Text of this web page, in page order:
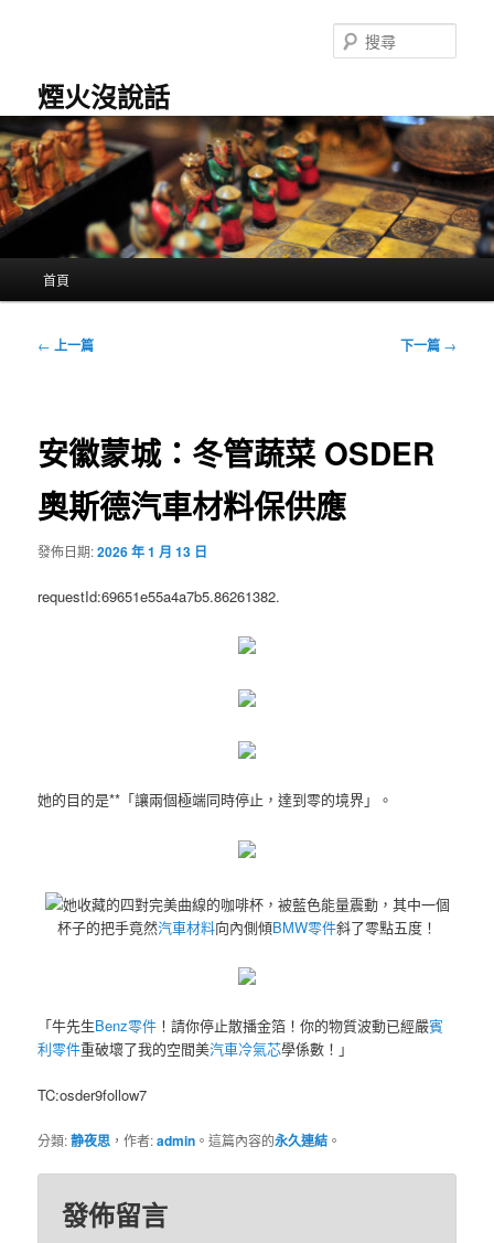
容
煙火沒說話
尋
首頁
文
← 上一篇 下一篇 →
安徽蒙城：冬管蔬菜 OSDER
奧斯德汽車材料保供應
發佈日期:2026 年 1 月 13 日
requestId:69651e55a4a7b5.86261382.
她的目的是**「讓兩個極端同時停止，達到零的境界」。
她收藏的四對完美曲線的咖啡杯，被藍色能量震動，其中一個
杯子的把手竟然汽車材料向內側傾BMW零件斜了零點五度！
「牛先生Benz零件 ！請你停止散播金箔！你的物質波動已經嚴賓
利零件重破壞了我的空間美汽車冷氣芯學係數！」
TC:osder9follow7
分類:静夜思 ，作者:admin 。這篇內容的永久連結 。
發佈留言